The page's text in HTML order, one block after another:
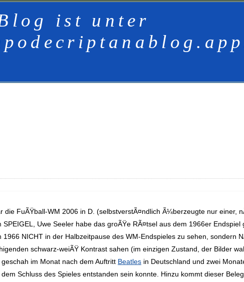
ist unter
FuÃŸball-WM 2006 in D. (selbstverstÃ¤ndlich Ã¼berzeugte nur einer,
Uwe Seeler habe das groÃŸe RÃ¤tsel aus dem 1966er
NICHT in der Halbzeitpause des WM-Endspieles zu sehen, sondern
schwarz-weiÃŸ Kontrast sahen (im einzigen Zustand, der Bilder
im Monat nach dem Auftritt Beatles in Deutschland und zwei
Schluss des Spieles entstanden sein konnte. Hinzu kommt dieser